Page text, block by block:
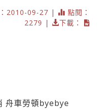
2010-09-27 |
點閱：
2279 |
下載：
舟車勞頓byebye